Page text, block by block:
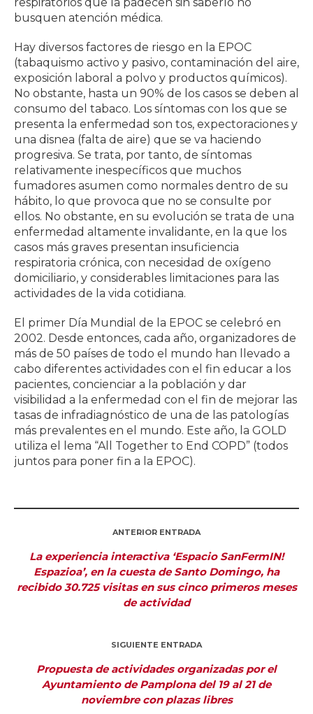
respiratorios que la padecen sin saberlo no
busquen atención médica.
Hay diversos factores de riesgo en la EPOC
(tabaquismo activo y pasivo, contaminación del aire,
exposición laboral a polvo y productos químicos).
No obstante, hasta un 90% de los casos se deben al
consumo del tabaco. Los síntomas con los que se
presenta la enfermedad son tos, expectoraciones y
una disnea (falta de aire) que se va haciendo
progresiva. Se trata, por tanto, de síntomas
relativamente inespecíficos que muchos
fumadores asumen como normales dentro de su
hábito, lo que provoca que no se consulte por
ellos. No obstante, en su evolución se trata de una
enfermedad altamente invalidante, en la que los
casos más graves presentan insuficiencia
respiratoria crónica, con necesidad de oxígeno
domiciliario, y considerables limitaciones para las
actividades de la vida cotidiana.
El primer Día Mundial de la EPOC se celebró en
2002. Desde entonces, cada año, organizadores de
más de 50 países de todo el mundo han llevado a
cabo diferentes actividades con el fin educar a los
pacientes, concienciar a la población y dar
visibilidad a la enfermedad con el fin de mejorar las
tasas de infradiagnóstico de una de las patologías
más prevalentes en el mundo. Este año, la GOLD
utiliza el lema “All Together to End COPD” (todos
juntos para poner fin a la EPOC).
ANTERIOR ENTRADA
La experiencia interactiva ‘Espacio SanFermIN!
Espazioa’, en la cuesta de Santo Domingo, ha
recibido 30.725 visitas en sus cinco primeros meses
de actividad
SIGUIENTE ENTRADA
Propuesta de actividades organizadas por el
Ayuntamiento de Pamplona del 19 al 21 de
noviembre con plazas libres